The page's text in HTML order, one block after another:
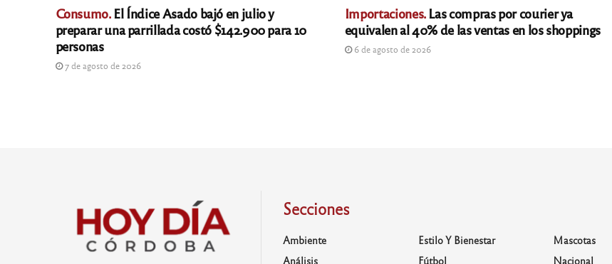
Consumo.El Índice Asado bajó en julio y
preparar una parrillada costó $142.900 para 10
personas
7 de agosto de 2026
Importaciones.Las compras por courier ya
equivalen al 40% de las ventas en los shoppings
6 de agosto de 2026
Secciones
Ambiente
Análisis
Estilo Y Bienestar
Fútbol
Mascotas
Nacional